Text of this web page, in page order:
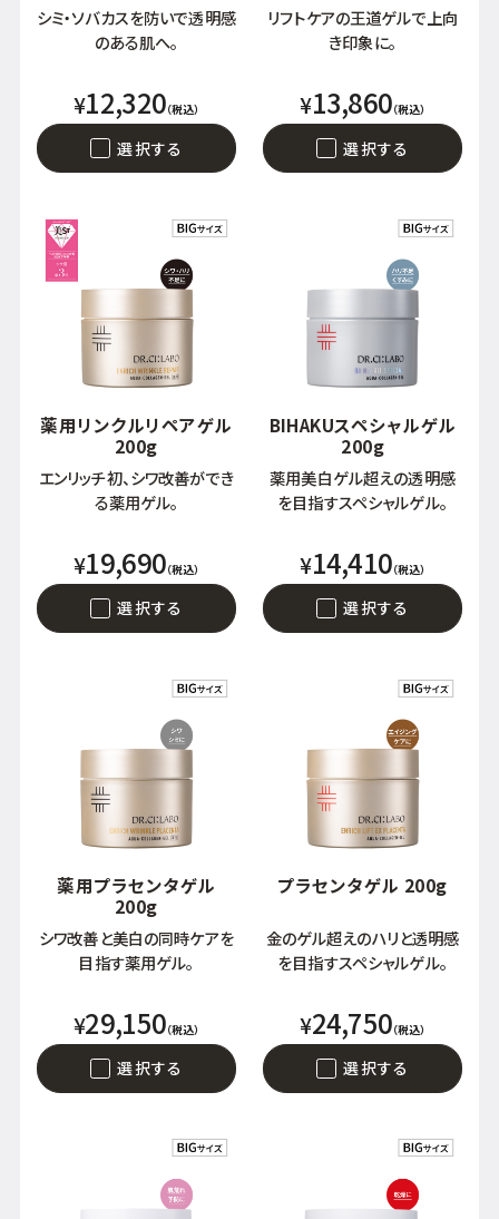
お悩みから探す TOP
トライアルキット
ベストコスメ受賞商品
ランキング商品
メイク・ボディ・ヘアケア
キャンペーン情報
通販限定商品
アウトレット商品
定期便
ブランド情報
お電話でもご注文いただけます
0120-371-217
シミ・ソバカスを防いで透明感
のある肌へ。
¥12,320（税込）
選択する
リフトケアの王道ゲルで上向
き印象に。
¥13,860（税込）
選択する
薬用リンクルリペアゲル
200g
エンリッチ初、シワ改善ができ
る薬用ゲル。
¥19,690（税込）
選択する
BIHAKUスペシャルゲル
200g
薬用美白ゲル超えの透明感
を目指すスペシャルゲル。
¥14,410（税込）
選択する
薬用プラセンタゲル
200g
シワ改善と美白の同時ケアを
目指す薬用ゲル。
¥29,150（税込）
選択する
プラセンタゲル 200g
金のゲル超えのハリと透明感
を目指すスペシャルゲル。
¥24,750（税込）
選択する